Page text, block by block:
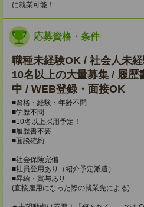
に就業可能！
応募資格・条件
職種未経験OK / 社会人未
10名以上の大量募集 / 履歴
中 / WEB登録・面接OK
■資格・経験・年齢不問
■学歴不問
■10名以上採用予定！
■履歴書不要
■面談確約
■社会保険完備
■社員登用あり（紹介予定派遣）
■昇給・賞与あり
(直接雇用になった際の就業先による)